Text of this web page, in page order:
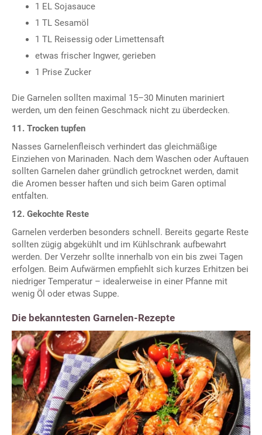
1 EL Sojasauce
1 TL Sesamöl
1 TL Reisessig oder Limettensaft
etwas frischer Ingwer, gerieben
1 Prise Zucker
Die Garnelen sollten maximal 15–30 Minuten mariniert
werden, um den feinen Geschmack nicht zu überdecken.
11. Trocken tupfen
Nasses Garnelenfleisch verhindert das gleichmäßige
Einziehen von Marinaden. Nach dem Waschen oder Auftauen
sollten Garnelen daher gründlich getrocknet werden, damit
die Aromen besser haften und sich beim Garen optimal
entfalten.
12. Gekochte Reste
Garnelen verderben besonders schnell. Bereits gegarte Reste
sollten zügig abgekühlt und im Kühlschrank aufbewahrt
werden. Der Verzehr sollte innerhalb von ein bis zwei Tagen
erfolgen. Beim Aufwärmen empfiehlt sich kurzes Erhitzen bei
niedriger Temperatur – idealerweise in einer Pfanne mit
wenig Öl oder etwas Suppe.
Die bekanntesten Garnelen-Rezepte